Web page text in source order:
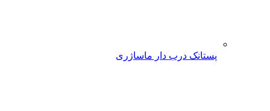
پستانک درب دار ماساژری